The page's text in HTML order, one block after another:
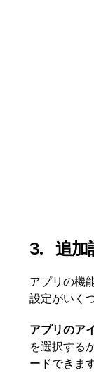
3. 追加
アプリの機
設定がいく
アプリのア
を選択する
ードできま